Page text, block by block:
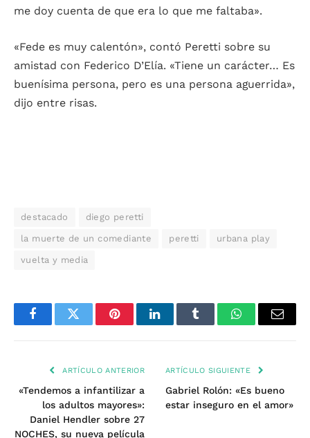
me doy cuenta de que era lo que me faltaba».
«Fede es muy calentón», contó Peretti sobre su
amistad con Federico D’Elía. «Tiene un carácter… Es
buenísima persona, pero es una persona aguerrida»,
dijo entre risas.
destacado diego peretti
la muerte de un comediante peretti urbana play
vuelta y media
FacebookTwitter PinterestLinkedInTumblr WhatsAppEmail
ARTÍCULO ANTERIOR
«Tendemos a infantilizar a
los adultos mayores»:
Daniel Hendler sobre 27
NOCHES, su nueva película
ARTÍCULO SIGUIENTE
Gabriel Rolón: «Es bueno
estar inseguro en el amor»